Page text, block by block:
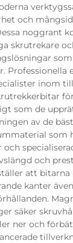
och
noggrant
skrutrekare
Professionella
inom
som de
av de
som
och
att
kanter
säker
ner och